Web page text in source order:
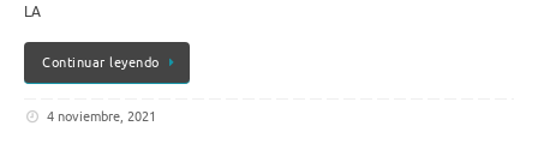
LA
Continuar leyendo
4 noviembre, 2021